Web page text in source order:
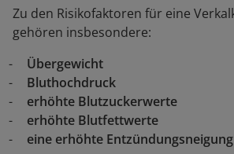
Zu den Risikofaktoren für eine
gehören insbesondere:
Übergewicht
Bluthochdruck
erhöhte Blutzuckerwerte
erhöhte Blutfettwerte
eine erhöhte Entzündungsneigung